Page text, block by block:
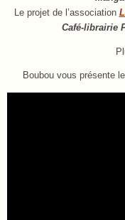
Le projet de l’association
Café-librairie
Boubou vous présente